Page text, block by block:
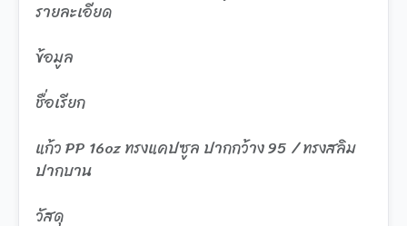
รายละเอียด
ข้อมูล
ชื่อเรียก
แก้ว PP 16oz ทรงแคปซูล ปากกว้าง 95 / ทรงสลิม
ปากบาน
วัสดุ